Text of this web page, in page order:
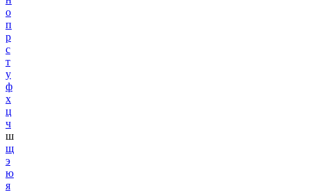
о
п
р
с
т
у
ф
х
ц
ч
ш
щ
э
ю
я